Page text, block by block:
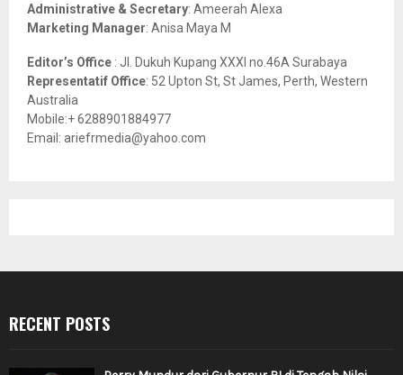
Administrative & Secretary: Ameerah Alexa
Marketing Manager: Anisa Maya M
Editor’s Office : Jl. Dukuh Kupang XXXI no.46A Surabaya
Representatif Office: 52 Upton St, St James, Perth, Western
Australia
Mobile:+ 6288901884977
Email: ariefrmedia@yahoo.com
RECENT POSTS